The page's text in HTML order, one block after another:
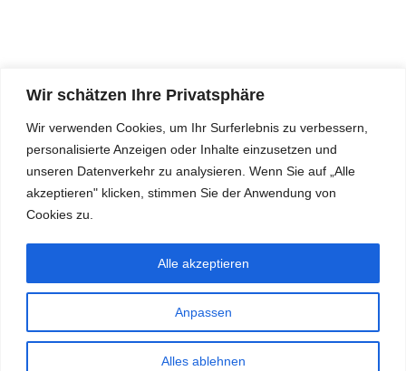
Wir schätzen Ihre Privatsphäre
Wir verwenden Cookies, um Ihr Surferlebnis zu verbessern,
personalisierte Anzeigen oder Inhalte einzusetzen und
unseren Datenverkehr zu analysieren. Wenn Sie auf „Alle
akzeptieren" klicken, stimmen Sie der Anwendung von
Cookies zu.
Anpassen
Alles ablehnen
Alle akzeptieren
Fehler (FuPa-Widget): Failed to fetch
Downloads & Infos
Datenschutzerklärung
Impressum
♥️